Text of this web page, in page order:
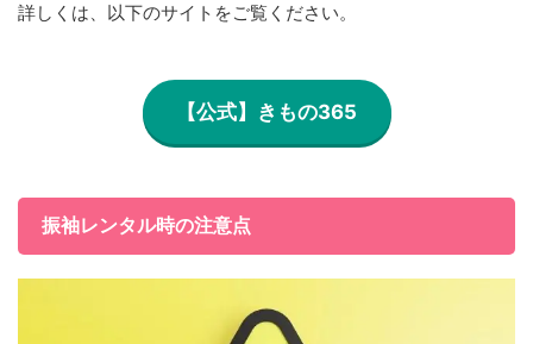
詳しくは、以下のサイトをご覧ください。
【公式】きもの365
振袖レンタル時の注意点